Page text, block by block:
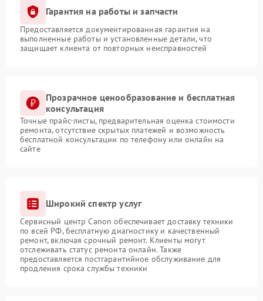
Гарантия на работы и запчасти
Предоставляется документированная гарантия на
выполненные работы и установленные детали, что
защищает клиента от повторных неисправностей
Прозрачное ценообразование и бесплатная
консультация
Точные прайс-листы, предварительная оценка стоимости
ремонта, отсутствие скрытых платежей и возможность
бесплатной консультации по телефону или онлайн на
сайте
Широкий спектр услуг
Сервисный центр Canon обеспечивает доставку техники
по всей РФ, бесплатную диагностику и качественный
ремонт, включая срочный ремонт. Клиенты могут
отслеживать статус ремонта онлайн. Также
предоставляется постгарантийное обслуживание для
продления срока службы техники